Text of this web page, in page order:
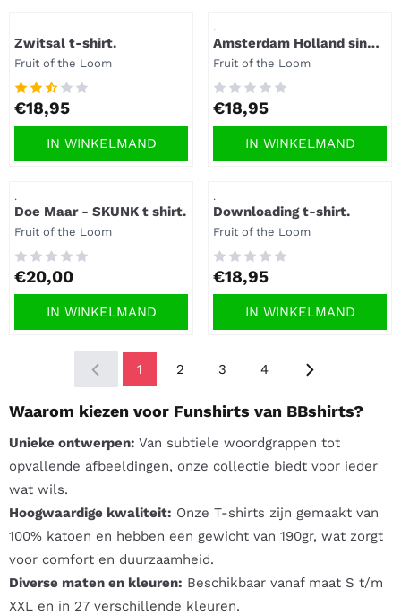
Zwitsal t-shirt.
Merk:
Fruit of the Loom
Prijs: 18,95
€18,95
IN WINKELMAND
Artikelnummer
.
Amsterdam Holland sinds
1275 t-shirt.
Merk:
Fruit of the Loom
Prijs: 18,95
€18,95
IN WINKELMAND
.
Doe Maar - SKUNK t shirt.
Merk:
Fruit of the Loom
Prijs: 20,00
€20,00
IN WINKELMAND
.
Downloading t-shirt.
Merk:
Fruit of the Loom
Prijs: 18,95
€18,95
IN WINKELMAND
1 2 3 4
Waarom kiezen voor Funshirts van BBshirts?
Unieke ontwerpen: Van subtiele woordgrappen tot
opvallende afbeeldingen, onze collectie biedt voor ieder
wat wils.
Hoogwaardige kwaliteit: Onze T-shirts zijn gemaakt van
100% katoen en hebben een gewicht van 190gr, wat zorgt
voor comfort en duurzaamheid.
Diverse maten en kleuren: Beschikbaar vanaf maat S t/m
XXL en in 27 verschillende kleuren.